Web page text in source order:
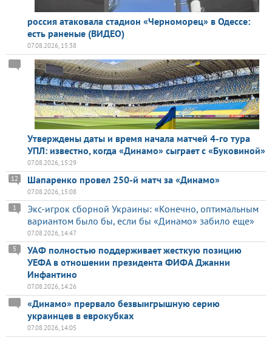
россия атаковала стадион «Черноморец» в Одессе:
есть раненые (ВИДЕО)
07.08.2026, 15:38
Утверждены даты и время начала матчей 4-го тура
УПЛ: известно, когда «Динамо» сыграет с «Буковиной»
07.08.2026, 15:29
Шапаренко провел 250-й матч за «Динамо»
12
07.08.2026, 15:08
Экс-игрок сборной Украины: «Конечно, оптимальным
вариантом было бы, если бы «Динамо» забило еще»
1
07.08.2026, 14:47
УАФ полностью поддерживает жесткую позицию
УЕФА в отношении президента ФИФА Джанни
Инфантино
5
07.08.2026, 14:26
«Динамо» прервало безвыигрышную серию
украинцев в еврокубках
07.08.2026, 14:05